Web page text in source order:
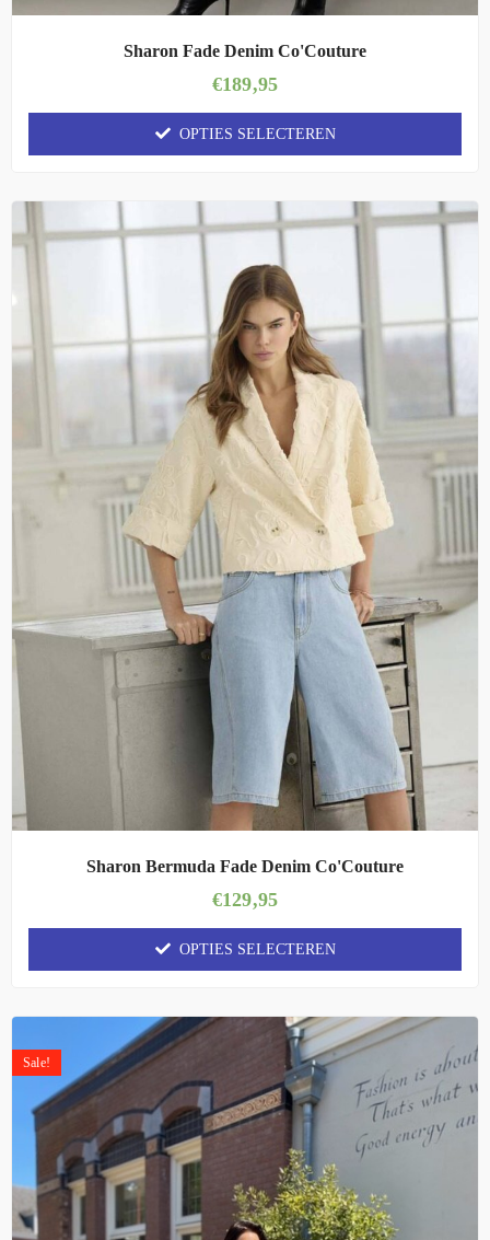
Sharon Fade Denim Co'Couture
€189,95
OPTIES SELECTEREN
Sharon Bermuda Fade Denim Co'Couture
€129,95
OPTIES SELECTEREN
Sale!